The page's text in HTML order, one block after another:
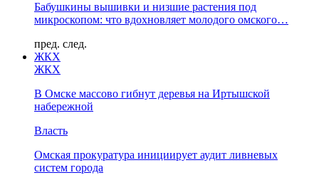
Бабушкины вышивки и низшие растения под
микроскопом: что вдохновляет молодого омского…
пред. след.
ЖКХ
ЖКХ
В Омске массово гибнут деревья на Иртышской
набережной
Власть
Омская прокуратура инициирует аудит ливневых
систем города